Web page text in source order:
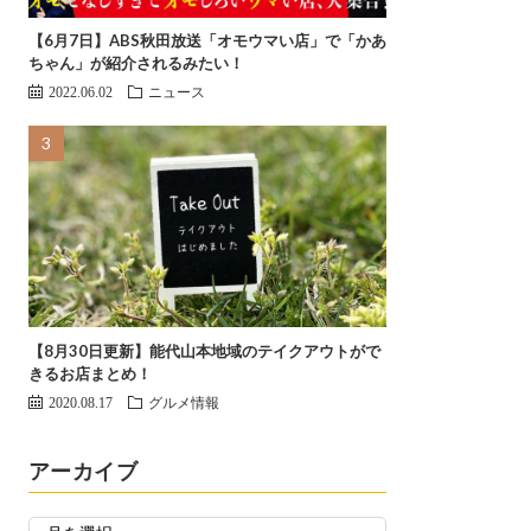
【6月7日】ABS秋田放送「オモウマい店」で「かあ
ちゃん」が紹介されるみたい！
2022.06.02 ニュース
【8月30日更新】能代山本地域のテイクアウトがで
きるお店まとめ！
2020.08.17 グルメ情報
アーカイブ